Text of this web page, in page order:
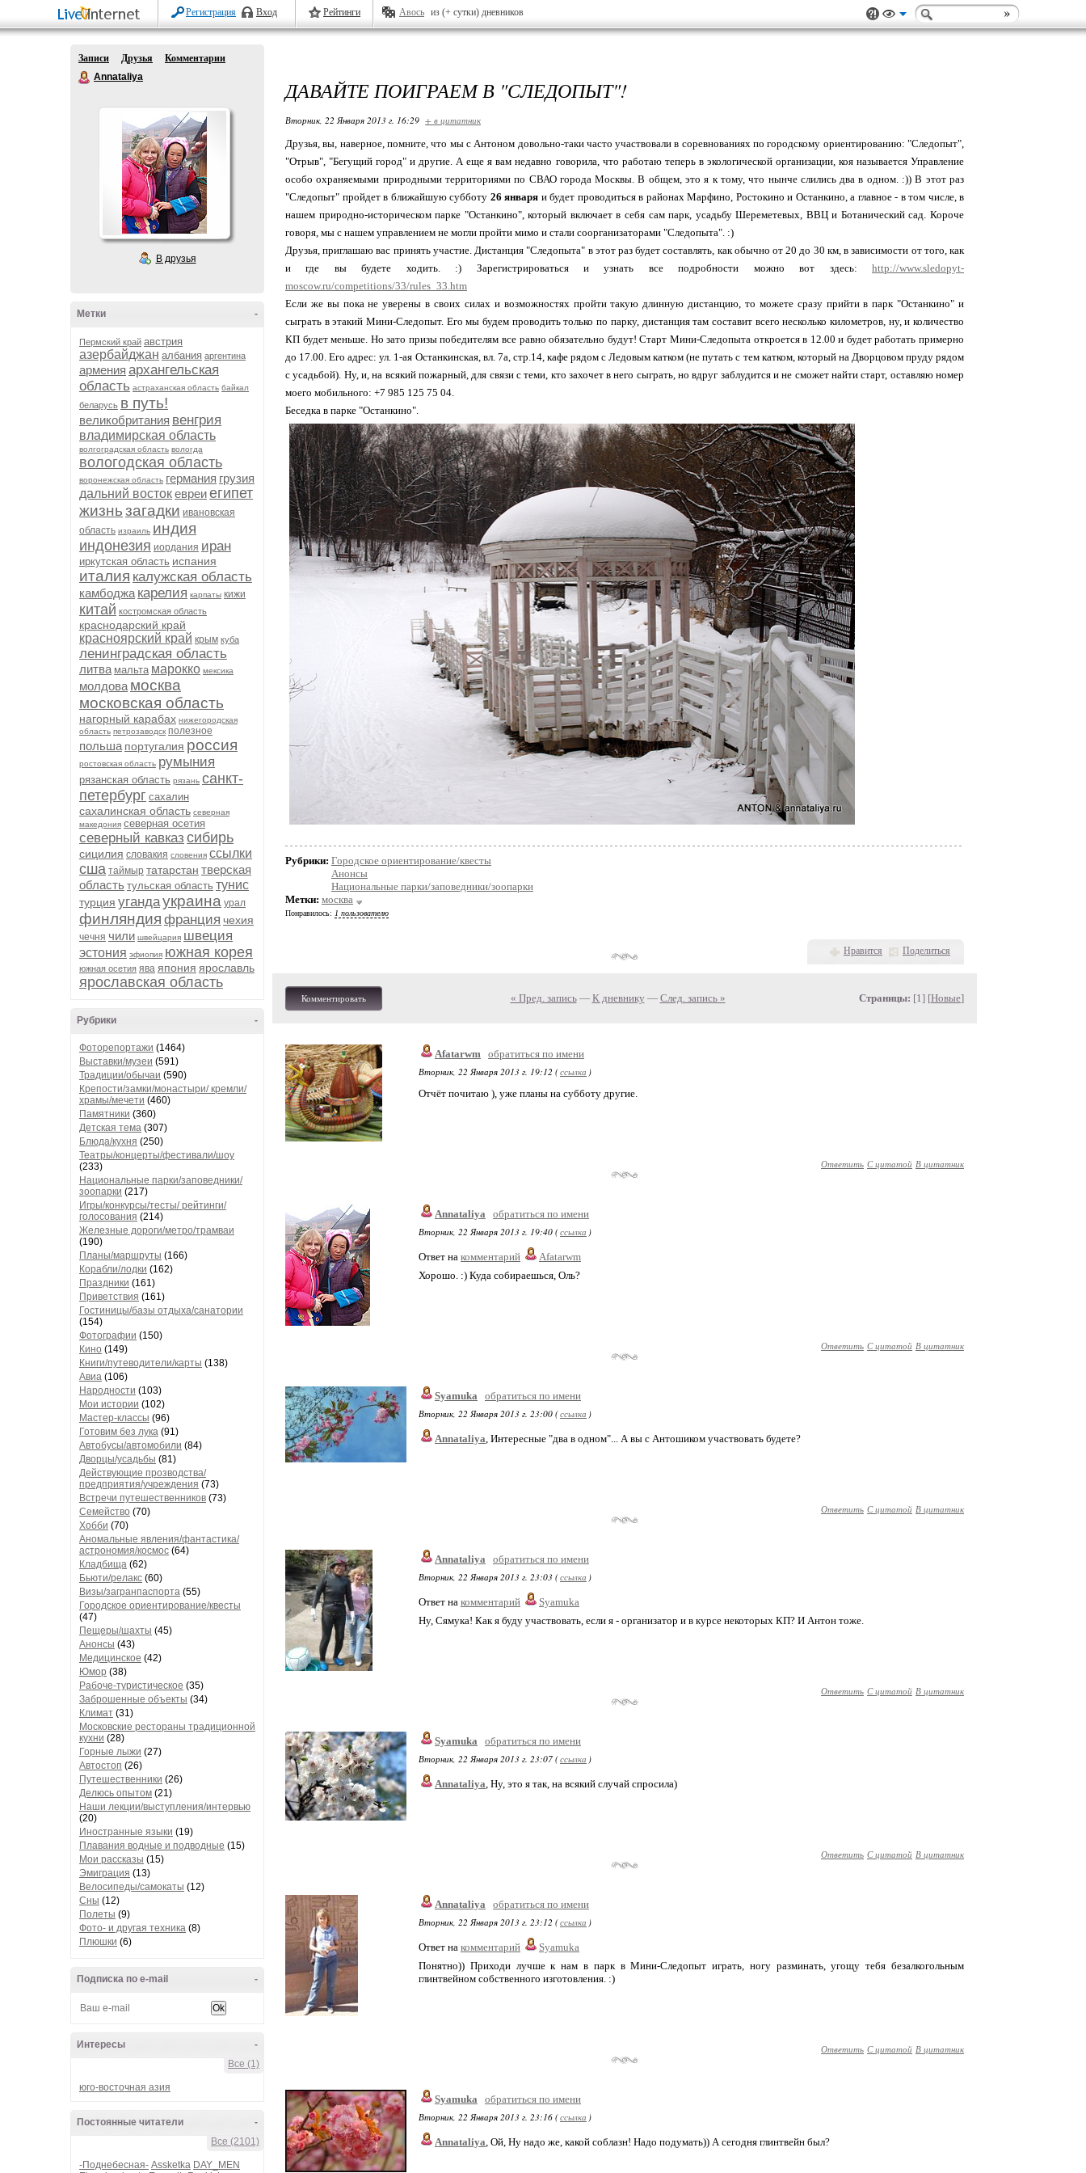
Регистрация Вход Рейтинги Авось из (+ сутки) дневников
Записи Друзья
Комментарии
Annataliya
В друзья
-
Метки
Пермский край австрия
азербайджан албания аргентина
армения архангельская
область астраханская область байкал
беларусь в путь!
великобритания венгрия
владимирская область
волгоградская область вологда
вологодская область
воронежская область германия грузия
дальний востокевреиегипет
жизньзагадки ивановская
область израиль индия
индонезия иордания иран
иркутская область испания
италия калужская область
камбоджа карелия карпаты кижи
китай костромская область
краснодарский край
красноярский край крым куба
ленинградская область
литва мальта марокко мексика
молдова москва
московская область
нагорный карабах нижегородская
область петрозаводск полезное
польша португалия россия
ростовская область румыния
рязанская область рязань санкт-
петербург сахалин
сахалинская область северная
македония северная осетия
северный кавказ сибирь
сицилия словакия словения ссылки
сша таймыр татарстан тверская
область тульская область тунис
турция угандаукраина урал
финляндия франция чехия
чечня чили швейцария швеция
эстония эфиопия южная корея
южная осетия ява япония ярославль
ярославская область
-
Рубрики
Фоторепортажи (1464)
Выставки/музеи (591)
Традиции/обычаи (590)
Крепости/замки/монастыри/ кремли/
храмы/мечети (460)
Памятники (360)
Детская тема (307)
Блюда/кухня (250)
Театры/концерты/фестивали/шоу
(233)
Национальные парки/заповедники/
зоопарки (217)
Игры/конкурсы/тесты/ рейтинги/
голосования (214)
Железные дороги/метро/трамваи
(190)
Планы/маршруты (166)
Корабли/лодки (162)
Праздники (161)
Приветствия (161)
Гостиницы/базы отдыха/санатории
(154)
Фотографии (150)
Кино (149)
Книги/путеводители/карты (138)
Авиа (106)
Народности (103)
Мои истории (102)
Мастер-классы (96)
Готовим без лука (91)
Автобусы/автомобили (84)
Дворцы/усадьбы (81)
Действующие прозводства/
предприятия/учреждения (73)
Встречи путешественников (73)
Семейство (70)
Хобби (70)
Аномальные явления/фантастика/
астрономия/космос (64)
Кладбища (62)
Бьюти/релакс (60)
Визы/загранпаспорта (55)
Городское ориентирование/квесты
(47)
Пещеры/шахты (45)
Анонсы (43)
Медицинское (42)
Юмор (38)
Рабоче-туристическое (35)
Заброшенные объекты (34)
Климат (31)
Московские рестораны традиционной
кухни (28)
Горные лыжи (27)
Автостоп (26)
Путешественники (26)
Делюсь опытом (21)
Наши лекции/выступления/интервью
(20)
Иностранные языки (19)
Плавания водные и подводные (15)
Мои рассказы (15)
Эмиграция (13)
Велосипеды/самокаты (12)
Сны (12)
Полеты (9)
Фото- и другая техника (8)
Плюшки (6)
-
Подписка по e-mail
-
Интересы
Все (1)
юго-восточная азия
-
Постоянные читатели
Все (2101)
-Поднебесная- Assketka DAY_MEN
ДАВАЙТЕ ПОИГРАЕМ В "СЛЕДОПЫТ"!
Вторник, 22 Января 2013 г. 16:29 + в цитатник
Друзья, вы, наверное, помните, что мы с Антоном довольно-таки часто участвовали в соревнованиях по городскому ориентированию: "Следопыт",
"Отрыв", "Бегущий город" и другие. А еще я вам недавно говорила, что работаю теперь в экологической организации, коя называется Управление
особо охраняемыми природными территориями по СВАО города Москвы. В общем, это я к тому, что нынче слились два в одном. :)) В этот раз
"Следопыт" пройдет в ближайшую субботу 26 января и будет проводиться в районах Марфино, Ростокино и Останкино, а главное - в том числе, в
нашем природно-историческом парке "Останкино", который включает в себя сам парк, усадьбу Шереметевых, ВВЦ и Ботанический сад. Короче
говоря, мы с нашем управлением не могли пройти мимо и стали соорганизаторами "Следопыта". :)
Друзья, приглашаю вас принять участие. Дистанция "Следопыта" в этот раз будет составлять, как обычно от 20 до 30 км, в зависимости от того, как
и где вы будете ходить. :) Зарегистрироваться и узнать все подробности можно вот здесь: http://www.sledopyt-
moscow.ru/competitions/33/rules_33.htm
Если же вы пока не уверены в своих силах и возможностях пройти такую длинную дистанцию, то можете сразу прийти в парк "Останкино" и
сыграть в этакий Мини-Следопыт. Его мы будем проводить только по парку, дистанция там составит всего несколько километров, ну, и количество
КП будет меньше. Но зато призы победителям все равно обязательно будут! Старт Мини-Следопыта откроется в 12.00 и будет работать примерно
до 17.00. Его адрес: ул. 1-ая Останкинская, вл. 7а, стр.14, кафе рядом с Ледовым катком (не путать с тем катком, который на Дворцовом пруду рядом
с усадьбой). Ну, и, на всякий пожарный, для связи с теми, кто захочет в него сыграть, но вдруг заблудится и не сможет найти старт, оставляю номер
моего мобильного: +7 985 125 75 04.
Беседка в парке "Останкино".
Рубрики: Городское ориентирование/квесты
Анонсы
Национальные парки/заповедники/зоопарки
Метки: москва
Понравилось: 1 пользователю
Нравится Поделиться
Комментировать « Пред. запись— К дневнику — След. запись » Страницы: [1] [Новые]
Afatarwm обратиться по имени
Вторник, 22 Января 2013 г. 19:12 (ссылка )
Отчёт почитаю ), уже планы на субботу другие.
Ответить С цитатой В цитатник
Annataliya
обратиться по имени
Вторник, 22 Января 2013 г. 19:40 (ссылка )
Ответ на комментарий
Afatarwm
Хорошо. :) Куда собираешься, Оль?
Ответить С цитатой В цитатник
Syamuka
обратиться по имени
Вторник, 22 Января 2013 г. 23:00 (ссылка )
Annataliya, Интересные "два в одном"... А вы с Антошиком участвовать будете?
Ответить С цитатой В цитатник
Annataliya
обратиться по имени
Вторник, 22 Января 2013 г. 23:03 (ссылка )
Ответ на комментарий
Syamuka
Ну, Сямука! Как я буду участвовать, если я - организатор и в курсе некоторых КП? И Антон тоже.
Ответить С цитатой В цитатник
Syamuka
обратиться по имени
Вторник, 22 Января 2013 г. 23:07 (ссылка )
Annataliya, Ну, это я так, на всякий случай спросила)
Ответить С цитатой В цитатник
Annataliya
обратиться по имени
Вторник, 22 Января 2013 г. 23:12 (ссылка )
Ответ на комментарий
Syamuka
Понятно)) Приходи лучше к нам в парк в Мини-Следопыт играть, ногу разминать, угощу тебя безалкогольным
глинтвейном собственного изготовления. :)
Ответить С цитатой В цитатник
Syamuka
обратиться по имени
Вторник, 22 Января 2013 г. 23:16 (ссылка )
Annataliya, Ой, Ну надо же, какой соблазн! Надо подумать)) А сегодня глинтвейн был?